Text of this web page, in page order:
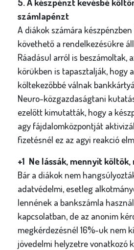
számlapénzt
A diákok számára
követhető a rendelkezésükre
Ráadásul arról is beszámoltak,
körükben is tapasztalják, hogy
költekezőbbé válnak
Neuro-közgazdaságtani
ezelőtt kimutatták, hogy a
agy fájdalomközpontját
fizetésnél ez az agyi reakció
+1 Ne lássák, mennyit költök,
Bár a diákok nem
adatvédelmi, esetleg
lennének a bankszámla
kapcsolatban, de az anonim
megkérdezésnél 16%-uk nem
jövedelmi helyzetre vonatkozó